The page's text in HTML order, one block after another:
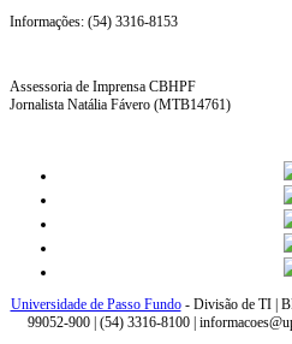
Informações: (54) 3316-8153
Assessoria de Imprensa CBHPF
Jornalista Natália Fávero (MTB14761)
Universidade de Passo Fundo- Divisão de TI |
99052-900 | (54) 3316-8100 |